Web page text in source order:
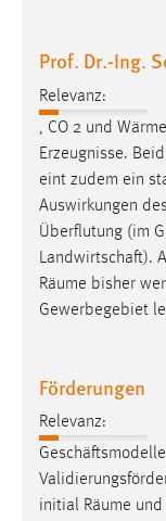
Prof. Dr.-Ing.
Relevanz:
, CO 2 und
Erzeugnisse.
eint zudem ein
Auswirkungen
Überflutung (im
Landwirtschaft).
Räume bisher
Gewerbegebiet
Förderungen
Relevanz:
initial Räume